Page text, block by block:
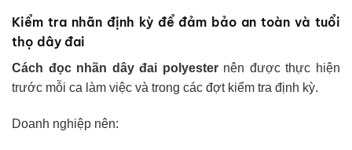
Kiểm tra nhãn định kỳ để đảm bảo an toàn và tuổi
thọ dây đai
Cách đọc nhãn dây đai polyesternên được thực hiện
trước mỗi ca làm việc và trong các đợt kiểm tra định kỳ.
Doanh nghiệp nên: